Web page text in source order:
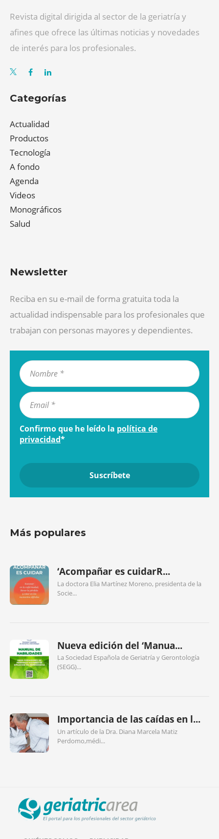
Revista digital dirigida al sector de la geriatría y
afines que ofrece las últimas noticias y novedades
de interés para los profesionales.
Categorías
Actualidad
Productos
Tecnología
A fondo
Agenda
Videos
Monográficos
Salud
Newsletter
Reciba en su e-mail de forma gratuita toda la
actualidad indispensable para los profesionales que
trabajan con personas mayores y dependientes.
Confirmo que he leído la política de
privacidad*
Más populares
‘Acompañar es cuidarR...
La doctora Elia Martínez Moreno, presidenta de la
Socie...
Nueva edición del ‘Manua...
La Sociedad Española de Geriatría y Gerontología
(SEGG)...
Importancia de las caídas en l...
Un artículo de la Dra. Diana Marcela Matiz
Perdomo,médi...